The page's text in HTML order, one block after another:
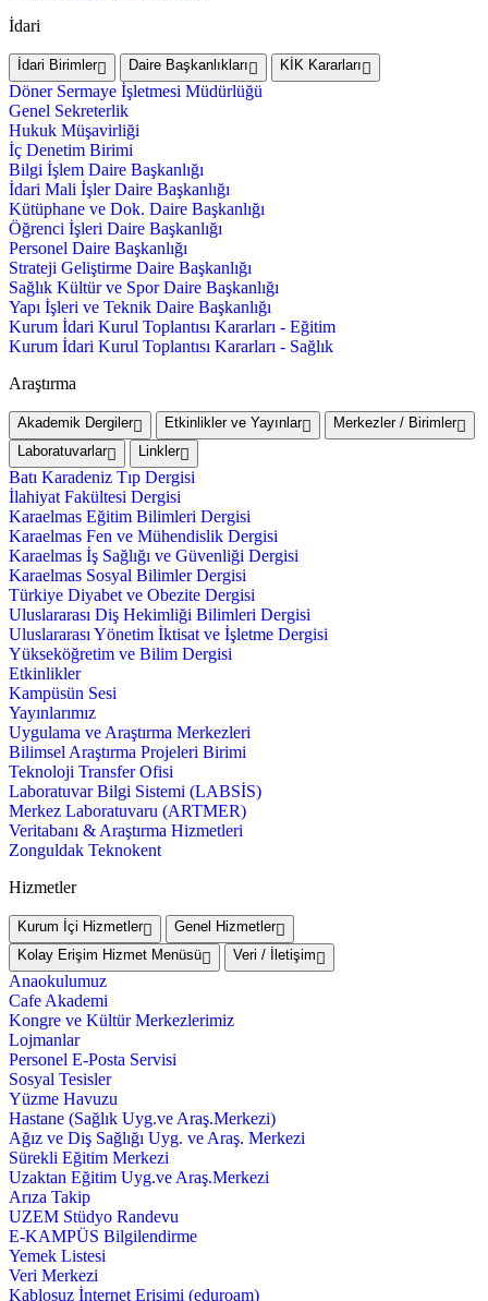
İdari
İdari Birimler Daire Başkanlıkları KİK Kararları
Döner Sermaye İşletmesi Müdürlüğü
Genel Sekreterlik
Hukuk Müşavirliği
İç Denetim Birimi
Bilgi İşlem Daire Başkanlığı
İdari Mali İşler Daire Başkanlığı
Kütüphane ve Dok. Daire Başkanlığı
Öğrenci İşleri Daire Başkanlığı
Personel Daire Başkanlığı
Strateji Geliştirme Daire Başkanlığı
Sağlık Kültür ve Spor Daire Başkanlığı
Yapı İşleri ve Teknik Daire Başkanlığı
Kurum İdari Kurul Toplantısı Kararları - Eğitim
Kurum İdari Kurul Toplantısı Kararları - Sağlık
Araştırma
Akademik Dergiler Etkinlikler ve Yayınlar
Merkezler / Birimler
Laboratuvarlar
Linkler
Batı Karadeniz Tıp Dergisi
İlahiyat Fakültesi Dergisi
Karaelmas Eğitim Bilimleri Dergisi
Karaelmas Fen ve Mühendislik Dergisi
Karaelmas İş Sağlığı ve Güvenliği Dergisi
Karaelmas Sosyal Bilimler Dergisi
Türkiye Diyabet ve Obezite Dergisi
Uluslararası Diş Hekimliği Bilimleri Dergisi
Uluslararası Yönetim İktisat ve İşletme Dergisi
Yükseköğretim ve Bilim Dergisi
Etkinlikler
Kampüsün Sesi
Yayınlarımız
Uygulama ve Araştırma Merkezleri
Bilimsel Araştırma Projeleri Birimi
Teknoloji Transfer Ofisi
Laboratuvar Bilgi Sistemi (LABSİS)
Merkez Laboratuvaru (ARTMER)
Veritabanı & Araştırma Hizmetleri
Zonguldak Teknokent
Hizmetler
Kurum İçi Hizmetler
Genel Hizmetler
Kolay Erişim Hizmet Menüsü
Veri / İletişim
Anaokulumuz
Cafe Akademi
Kongre ve Kültür Merkezlerimiz
Lojmanlar
Personel E-Posta Servisi
Sosyal Tesisler
Yüzme Havuzu
Hastane (Sağlık Uyg.ve Araş.Merkezi)
Ağız ve Diş Sağlığı Uyg. ve Araş. Merkezi
Sürekli Eğitim Merkezi
Uzaktan Eğitim Uyg.ve Araş.Merkezi
Arıza Takip
UZEM Stüdyo Randevu
E-KAMPÜS Bilgilendirme
Yemek Listesi
Veri Merkezi
Kablosuz İnternet Erişimi (eduroam)